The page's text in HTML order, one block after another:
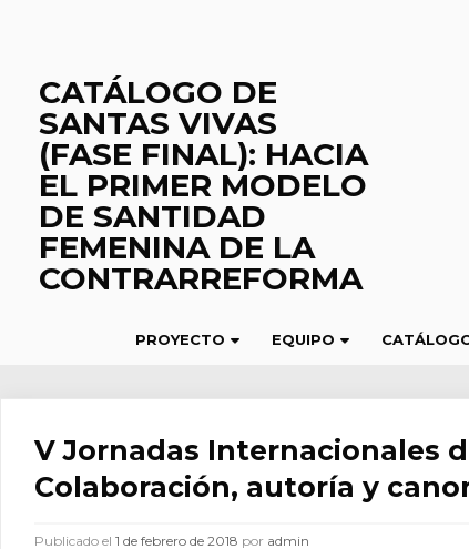
CATÁLOGO DE
SANTAS VIVAS
(FASE FINAL): HACIA
EL PRIMER MODELO
DE SANTIDAD
FEMENINA DE LA
CONTRARREFORMA
PROYECTO EQUIPO
V Jornadas Internacionales
Colaboración, autoría y
Publicado el1 de febrero de 2018 por admin